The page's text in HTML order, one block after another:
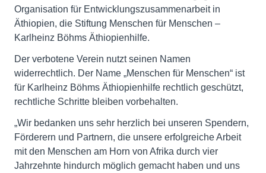
Organisation für Entwicklungszusammenarbeit in
Äthiopien, die Stiftung Menschen für Menschen –
Karlheinz Böhms Äthiopienhilfe.
Der verbotene Verein nutzt seinen Namen
widerrechtlich. Der Name „Menschen für Menschen“ ist
für Karlheinz Böhms Äthiopienhilfe rechtlich geschützt,
rechtliche Schritte bleiben vorbehalten.
„Wir bedanken uns sehr herzlich bei unseren Spendern,
Förderern und Partnern, die unsere erfolgreiche Arbeit
mit den Menschen am Horn von Afrika durch vier
Jahrzehnte hindurch möglich gemacht haben und uns